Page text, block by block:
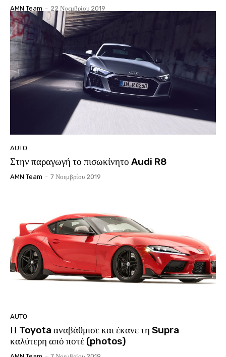
AMN Team - 22 Νοεμβρίου 2019
AUTO
Στην παραγωγή το πισωκίνητο Audi R8
AMN Team - 7 Νοεμβρίου 2019
AUTO
Η Toyota αναβάθμισε και έκανε τη Supra
καλύτερη από ποτέ (photos)